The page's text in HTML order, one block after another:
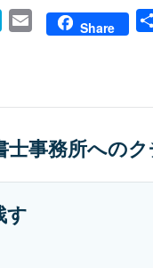
HatenaEmail Share
士事務所へのク
す